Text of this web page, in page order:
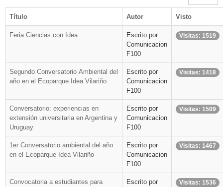
a
mostrar
Título Autor Visto
Feria Ciencias con Idea
Escrito por
Comunicacion
F100
Visitas: 1519
Segundo Conversatorio Ambiental del
año en el Ecoparque Idea Vilariño
Escrito por
Comunicacion
F100
Visitas: 1418
Conversatorio: experiencias en
extensión universitaria en Argentina y
Uruguay
Escrito por
Comunicacion
F100
Visitas: 1509
1er Conversatorio ambiental del año
en el Ecoparque Idea Vilariño
Escrito por
Comunicacion
F100
Visitas: 1467
Convocatoria a estudiantes para
Escrito por
Visitas: 1536